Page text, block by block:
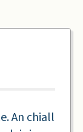
An chiall